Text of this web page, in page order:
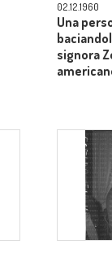
02.12.1960
Una
signora